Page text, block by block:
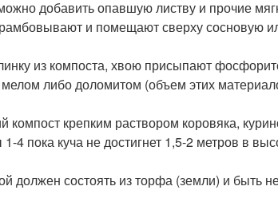
добавить опавшую листву и прочие
и помещают сверху сосновую
из компоста, хвою присыпают
либо доломитом (объем этих
компост крепким раствором коровяка,
4 пока куча не достигнет 1,5-2 метров в
должен состоять из торфа (земли) и быть